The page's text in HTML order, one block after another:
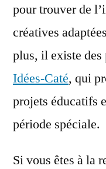
pour trouver de
créatives
plus, il existe
Idées-Caté, qui
projets éducatifs
période spéciale.
Si vous êtes à la